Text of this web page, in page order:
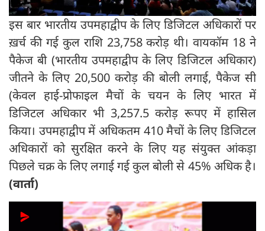
इस बार भारतीय उपमहाद्वीप के लिए डिजिटल अधिकारों पर
ख़र्च की गई कुल राशि 23,758 करोड़ थी। वायकॉम 18 ने
पैकेज बी (भारतीय उपमहाद्वीप के लिए डिजिटल अधिकार)
जीतने के लिए 20,500 करोड़ की बोली लगाई, पैकेज सी
(केवल हाई-प्रोफाइल मैचों के चयन के लिए भारत में
डिजिटल अधिकार भी 3,257.5 करोड़ रूपए में हासिल
किया। उपमहाद्वीप में अधिकतम 410 मैचों के लिए डिजिटल
अधिकारों को सुरक्षित करने के लिए यह संयुक्त आंकड़ा
पिछले चक्र के लिए लगाई गई कुल बोली से 45% अधिक है।
(वार्ता)